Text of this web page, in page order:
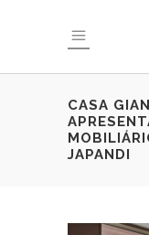
CASA
JAPANDI